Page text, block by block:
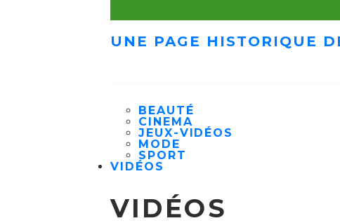
UNE PAGE HISTORIQUE
BEAUTÉ
CINEMA
JEUX-VIDÉOS
MODE
SPORT
VIDÉOS
VIDÉOS